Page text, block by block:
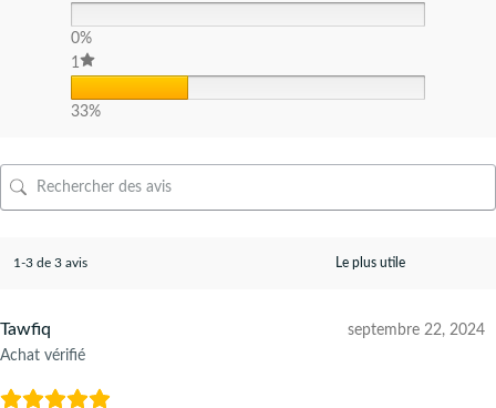
0%
1
33%
1-3 de 3 avis
Tawfiq
Achat vérifié
septembre 22, 2024